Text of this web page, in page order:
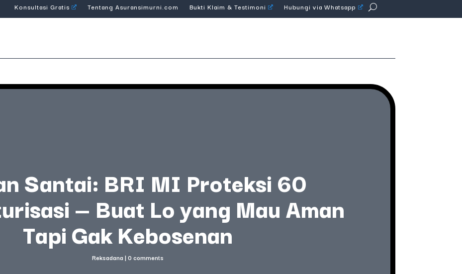
Konsultasi Gratis Tentang Asuransimurni.com Bukti Klaim & Testimoni Hubungi via Whatsapp
Santai: BRI MI Proteksi 60
— Buat Lo yang Mau Aman
Tapi Gak Kebosenan
Reksadana | 0 comments